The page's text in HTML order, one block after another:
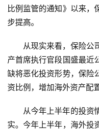
比例监管的通知》以来，
步提高。
从现实来看，保险公
产首席执行官段国盛最近
缺将恶化投资形势，保险
资比例，增加海外资产配置
从今年上半年的投资
实。今年上半年，海外投